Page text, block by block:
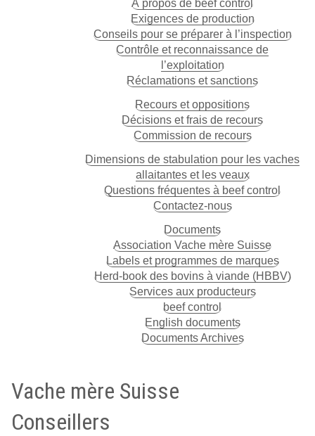
À propos de beef control
Exigences de production
Conseils pour se préparer à l’inspection
Contrôle et reconnaissance de
l’exploitation
Réclamations et sanctions
Recours et oppositions
Décisions et frais de recours
Commission de recours
Dimensions de stabulation pour les vaches
allaitantes et les veaux
Questions fréquentes à beef control
Contactez-nous
Documents
Association Vache mère Suisse
Labels et programmes de marques
Herd-book des bovins à viande (HBBV)
Services aux producteurs
beef control
English documents
Documents Archives
Vache mère Suisse
Conseillers